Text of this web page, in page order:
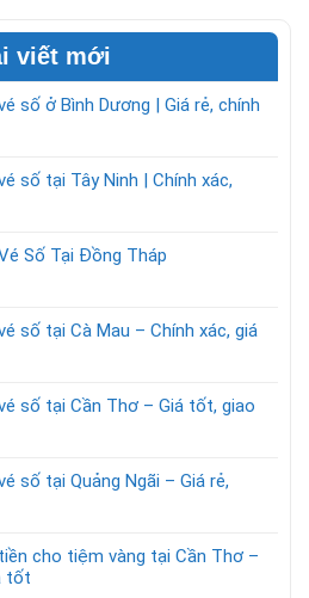
viết mới
số ở Bình Dương | Giá rẻ, chính
số tại Tây Ninh | Chính xác,
Số Tại Đồng Tháp
số tại Cà Mau – Chính xác, giá
số tại Cần Thơ – Giá tốt, giao
số tại Quảng Ngãi – Giá rẻ,
cho tiệm vàng tại Cần Thơ –
tốt